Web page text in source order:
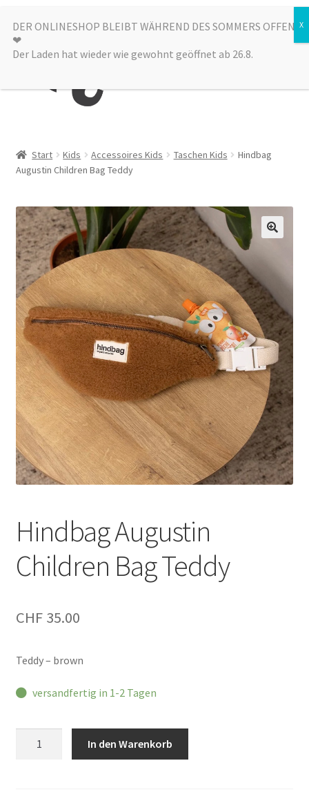
Zur
Navigation
springen
Zum
Inhalt
springen
Menü
Alle Produkte
Sale
Laden
über uns
Start Kids Accessoires Kids Taschen Kids
Hindbag
Augustin Children Bag Teddy
Hindbag Augustin
Children Bag Teddy
CHF35.00
Teddy – brown
versandfertig in 1-2 Tagen
In den Warenkorb
DER ONLINESHOP BLEIBT WÄHREND DES SOMMERS OFFEN
❤︎
Der Laden hat wieder wie gewohnt geöffnet ab 26.8.